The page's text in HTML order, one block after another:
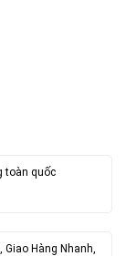
toàn quốc
Hàng Nhanh,